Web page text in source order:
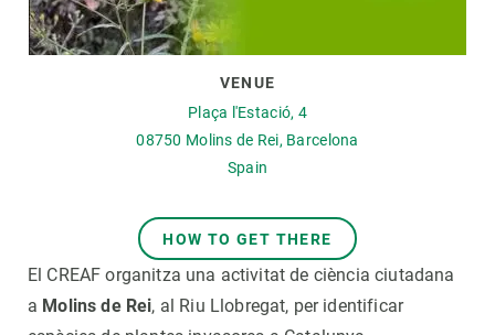
VENUE
Plaça l'Estació, 4
08750 Molins de Rei, Barcelona
Spain
HOW TO GET THERE
El CREAF organitza una activitat de ciència ciutadana
a Molins de Rei, al Riu Llobregat, per identificar